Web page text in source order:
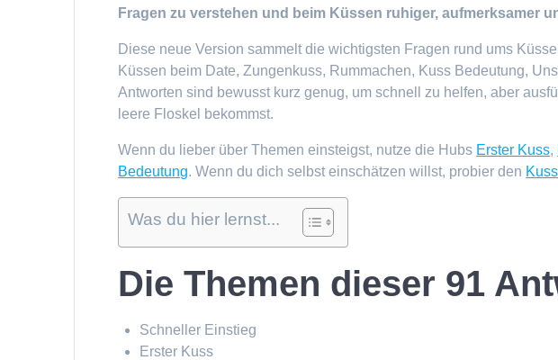
Fragen zu verstehen und beim Küssen ruhiger, aufmerksamer
Diese neue Version sammelt die wichtigsten Fragen rund ums
Küssen beim Date, Zungenkuss, Rummachen, Kuss Bedeutung,
Antworten sind bewusst kurz genug, um schnell zu helfen, aber
leere Floskel bekommst.
Wenn du lieber über Themen einsteigst, nutze die Hubs Erster Kuss,
Bedeutung. Wenn du dich selbst einschätzen willst, probier den
Was du hier lernst...
Die Themen dieser 91
Schneller Einstieg
Erster Kuss